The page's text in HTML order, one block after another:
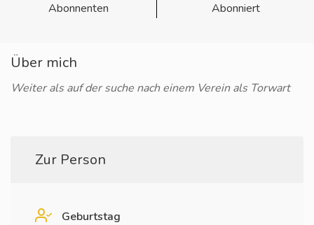
Abonnenten
Abonniert
Über mich
Weiter als auf der suche nach einem Verein als Torwart
Zur Person
Geburtstag